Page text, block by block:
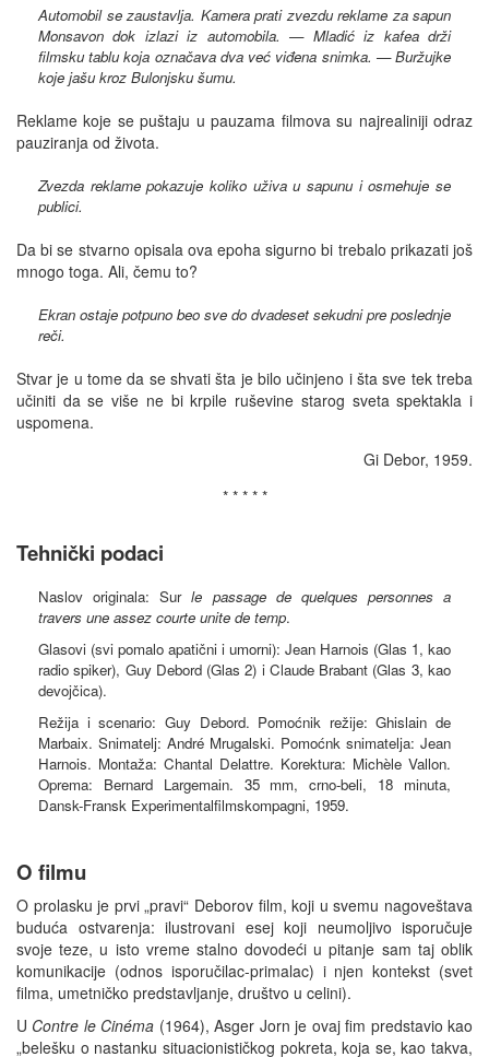
Automobil se zaustavlja. Kamera prati zvezdu reklame za sapun
Monsavon dok izlazi iz automobila. — Mladić iz kafea drži
filmsku tablu koja označava dva već viđena snimka. — Buržujke
koje jašu kroz Bulonjsku šumu.
Reklame koje se puštaju u pauzama filmova su najrealiniji odraz
pauziranja od života.
Zvezda reklame pokazuje koliko uživa u sapunu i osmehuje se
publici.
Da bi se stvarno opisala ova epoha sigurno bi trebalo prikazati još
mnogo toga. Ali, čemu to?
Ekran ostaje potpuno beo sve do dvadeset sekudni pre poslednje
reči.
Stvar je u tome da se shvati šta je bilo učinjeno i šta sve tek treba
učiniti da se više ne bi krpile ruševine starog sveta spektakla i
uspomena.
Gi Debor, 1959.
* * * * *
Tehnički podaci
Naslov originala: Surle passage de quelques personnes a
travers une assez courte unite de temp.
Glasovi (svi pomalo apatični i umorni): Jean Harnois (Glas 1, kao
radio spiker), Guy Debord (Glas 2) i Claude Brabant (Glas 3, kao
devojčica).
Režija i scenario: Guy Debord. Pomoćnik režije: Ghislain de
Marbaix. Snimatelj: André Mrugalski. Pomoćnk snimatelja: Jean
Harnois. Montaža: Chantal Delattre. Korektura: Michèle Vallon.
Oprema: Bernard Largemain. 35 mm, crno-beli, 18 minuta,
Dansk-Fransk Experimentalfilmskompagni, 1959.
O filmu
O prolasku je prvi „pravi“ Deborov film, koji u svemu nagoveštava
buduća ostvarenja: ilustrovani esej koji neumoljivo isporučuje
svoje teze, u isto vreme stalno dovodeći u pitanje sam taj oblik
komunikacije (odnos isporučilac-primalac) i njen kontekst (svet
filma, umetničko predstavljanje, društvo u celini).
U Contre le Cinéma (1964), Asger Jorn je ovaj fim predstavio kao
„belešku o nastanku situacionističkog pokreta, koja se, kao takva,